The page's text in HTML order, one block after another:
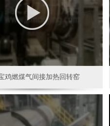
鸡燃煤气间接加热回转窑